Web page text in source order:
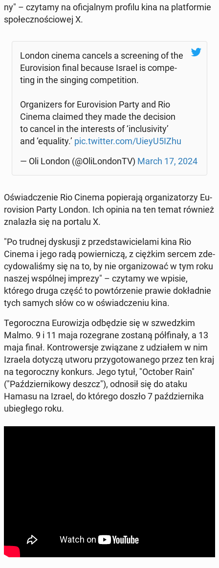
ny" – czytamy na ofi­cjal­nym profilu kina na plat­for­mie
spo­łecz­no­ścio­wej X.
London cinema cancels a scre­ening of the
Eu­ro­vi­sion final because Israel is com­pe­
ting in the singing com­pe­ti­tion.
Or­ga­ni­zers for Eu­ro­vi­sion Party and Rio
Cinema claimed they made the de­ci­sion
to cancel in the in­te­re­sts of ‘in­c­lu­si­vi­ty’
and ‘equ­ali­ty.’ pic.twitter.com/UieyU5IZhu
— Oli London (@Oli­Lon­donTV) March 17, 2024
Oświad­cze­nie Rio Cinema po­pie­ra­ją or­ga­ni­za­to­rzy Eu­
ro­vi­sion Party London. Ich opinia na ten temat również
zna­la­zła się na portalu X.
"Po trudnej dys­ku­sji z przed­sta­wi­cie­la­mi kina Rio
Cinema i jego radą po­wier­ni­czą, z ciężkim sercem zde­
cy­do­wa­li­śmy się na to, by nie or­ga­ni­zo­wać w tym roku
naszej wspól­nej imprezy" – czytamy we wpisie,
którego druga część to po­wtó­rze­nie prawie do­kład­nie
tych samych słów co w oświad­cze­niu kina.
Te­go­rocz­na Eu­ro­wi­zja od­bę­dzie się w szwedz­kim
Malmo. 9 i 11 maja ro­ze­gra­ne zostaną pół­fi­na­ły, a 13
maja finał. Kon­tro­wer­sje zwią­za­ne z udzia­łem w nim
Izraela dotyczą utworu przy­go­to­wa­ne­go przez ten kraj
na te­go­rocz­ny konkurs. Jego tytuł, "October Rain"
("Paź­dzier­ni­ko­wy deszcz"), odnosił się do ataku
Hamasu na Izrael, do którego doszło 7 paź­dzier­ni­ka
ubie­głe­go roku.